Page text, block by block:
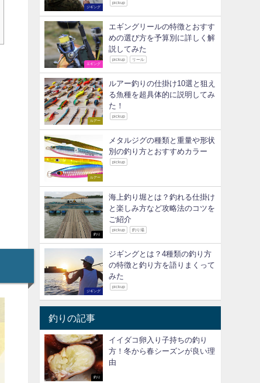
ジギング
pickup
エギング
エギングリールの特徴とおすす
めの選び方を予算別に詳しく解
説してみた
pickup リール
ルアー
ルアー釣りの仕掛け10選と狙え
る魚種を超具体的に説明してみ
た！
pickup
ルアー
メタルジグの種類と重量や形状
別の釣り方とおすすめカラー
pickup
釣り
海上釣り堀とは？釣れる仕掛け
と楽しみ方など攻略法のコツを
ご紹介
pickup 釣り場
ジギング
ジギングとは？4種類の釣り方
の特徴と釣り方を語りまくって
みた
pickup
釣りの記事
釣り
イイダコ卵入り子持ちの釣り
方！冬から春シーズンが良い理
由